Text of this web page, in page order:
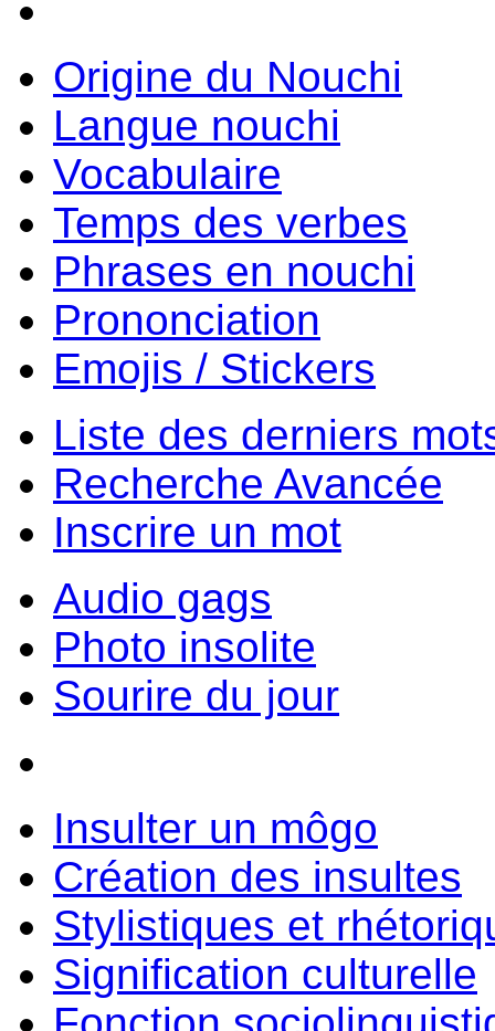
Origine du Nouchi
Langue nouchi
Vocabulaire
Temps des verbes
Phrases en nouchi
Prononciation
Emojis / Stickers
Liste des derniers
Recherche Avancée
Inscrire un mot
Audio gags
Photo insolite
Sourire du jour
Insulter un môgo
Création des insultes
Stylistiques et
Signification culturelle